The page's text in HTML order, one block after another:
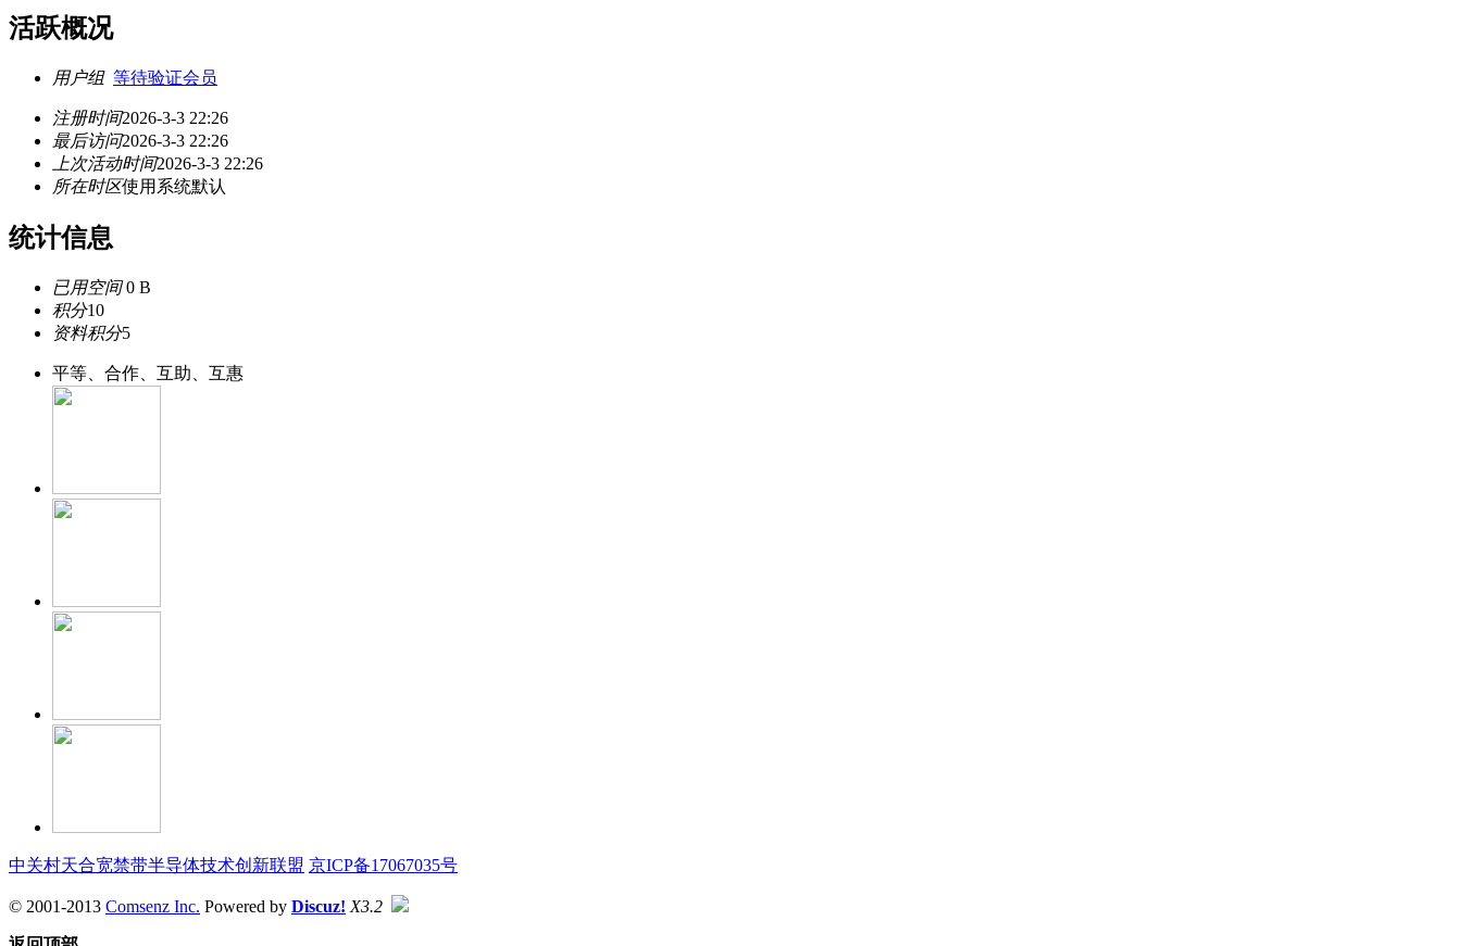
活跃概况
用户组 等待验证会员
注册时间2026-3-3 22:26
最后访问2026-3-3 22:26
上次活动时间2026-3-3 22:26
所在时区使用系统默认
统计信息
已用空间0 B
积分10
资料积分5
平等、合作、互助、互惠
中关村天合宽禁带半导体技术创新联盟 京ICP备17067035号
© 2001-2013 Comsenz Inc. Powered by Discuz! X3.2